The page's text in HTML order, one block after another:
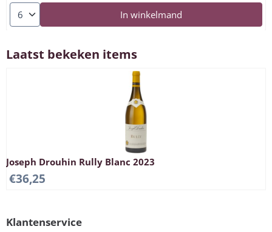
Aantal kiezen voor Didier Delagrange, Puligny-Montrachet
In winkelmand
Laatst bekeken items
Joseph Drouhin Rully Blanc 2023
€36,25
Klantenservice